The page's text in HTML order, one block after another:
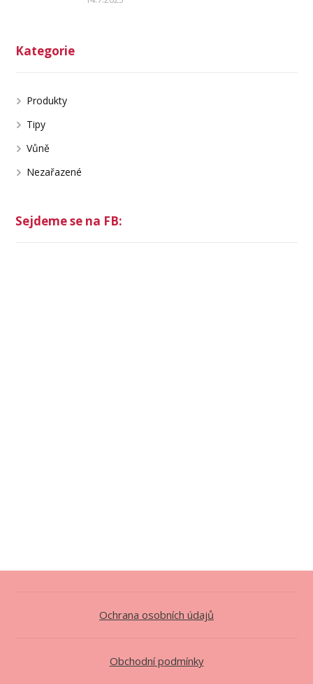
Kategorie
Produkty
Tipy
Vůně
Nezařazené
Sejdeme se na FB:
Ochrana osobních údajů
Obchodní podmínky